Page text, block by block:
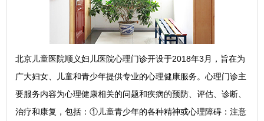
北京儿童医院顺义妇儿医院心理门诊开设于2018年3月，旨在为
广大妇女、儿童和青少年提供专业的心理健康服务。心理门诊主
要服务内容为心理健康相关的问题和疾病的预防、评估、诊断、
治疗和康复，包括：①儿童青少年的各种精神或心理障碍：注意